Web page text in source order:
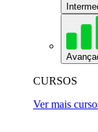
CURSOS
Ver mais